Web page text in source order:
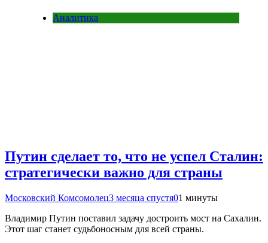
Аналитика
Путин сделает то, что не успел Сталин:
стратегически важно для страны
Московский Комсомолец3 месяца спустя01 минуты
Владимир Путин поставил задачу достроить мост на Сахалин.
Этот шаг станет судьбоносным для всей страны.